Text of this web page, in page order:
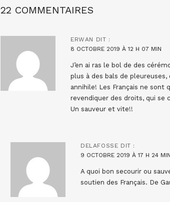
22 COMMENTAIRES
ERWAN DIT :
8 OCTOBRE 2019 À 12 H 07 MIN
J’en ai ras le bol de des
plus à des bals de pleureuses,
annihile! Les Français ne sont
revendiquer des droits, qui se
Un sauveur et vite!!
DELAFOSSE DIT :
9 OCTOBRE 2019 À 17 H 24 MIN
A quoi bon secourir ou
soutien des Français. De